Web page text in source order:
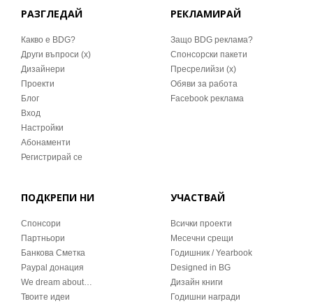
РАЗГЛЕДАЙ
Какво е BDG?
Други въпроси (x)
Дизайнери
Проекти
Блог
Вход
Настройки
Абонаменти
Регистрирай се
РЕКЛАМИРАЙ
Защо BDG реклама?
Спонсорски пакети
Пресрелийзи (x)
Обяви за работа
Facebook реклама
ПОДКРЕПИ НИ
Спонсори
Партньори
Банкова Сметка
Paypal донация
We dream about…
Твоите идеи
УЧАСТВАЙ
Всички проекти
Месечни срещи
Годишник / Yearbook
Designed in BG
Дизайн книги
Годишни награди